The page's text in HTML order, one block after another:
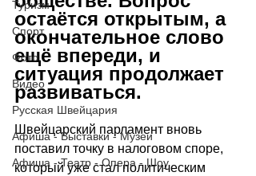
Туризм
Спорт
Фото
Видео
Русская Швейцария
Афиша - Выставки - Музеи
Афиша - Театр - Опера - Шоу
остаётся открытым, а
окончательное слово
ещё впереди, и
ситуация продолжает
развиваться.
Швейцарский парламент вновь
поставил точку в налоговом споре,
который уже стал политическим